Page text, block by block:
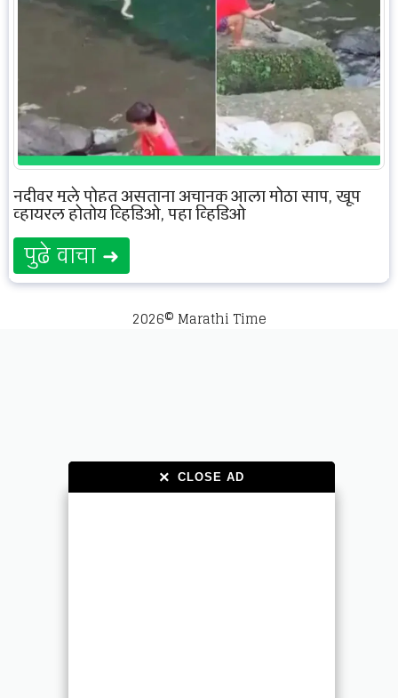
× CLOSE AD
× CLOSE AD
नदीवर मुले पोहत असताना अचानक आला मोठा साप, खूप
व्हायरल होतोय व्हिडिओ, पहा व्हिडिओ
पुढे वाचा ➜
2026© Marathi Time